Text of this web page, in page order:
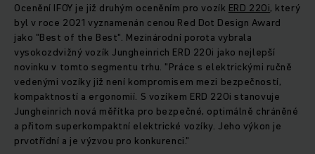
Ocenění IFOY je již druhým oceněním pro vozík ERD 220i, který
byl v roce 2021 vyznamenán cenou Red Dot Design Award
jako "Best of the Best". Mezinárodní porota vybrala
vysokozdvižný vozík Jungheinrich ERD 220i jako nejlepší
novinku v tomto segmentu trhu. "Práce s elektrickými ručně
vedenými vozíky již není kompromisem mezi bezpečností,
kompaktností a ergonomií. S vozíkem ERD 220i stanovuje
Jungheinrich nová měřítka pro bezpečné, optimálně chráněné
a přitom superkompaktní elektrické vozíky. Jeho výkon je
prvotřídní a je výzvou pro konkurenci."